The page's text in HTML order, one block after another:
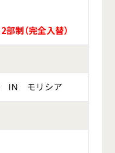
制（完全入替）
IN モリシア